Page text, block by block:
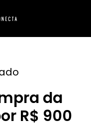
da
R$ 900